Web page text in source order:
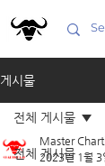
게시물
전체 게시물
전체 게시물
Master
2023년 1월 3